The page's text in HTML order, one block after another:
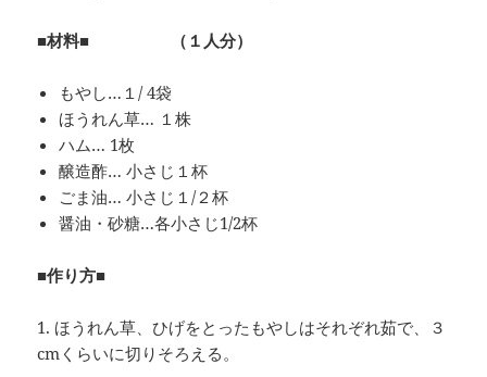
■材料■ （１人分）
もやし…１/ 4袋
ほうれん草… １株
ハム… 1枚
醸造酢… 小さじ１杯
ごま油… 小さじ１/２杯
醤油・砂糖…各小さじ1/2杯
■作り方■
1. ほうれん草、ひげをとったもやしはそれぞれ茹で、３
cmくらいに切りそろえる。